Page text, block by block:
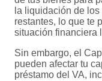
la liquidación de
restantes, lo que te
situación financiera
Sin embargo, el
pueden afectar tu
préstamo del VA,